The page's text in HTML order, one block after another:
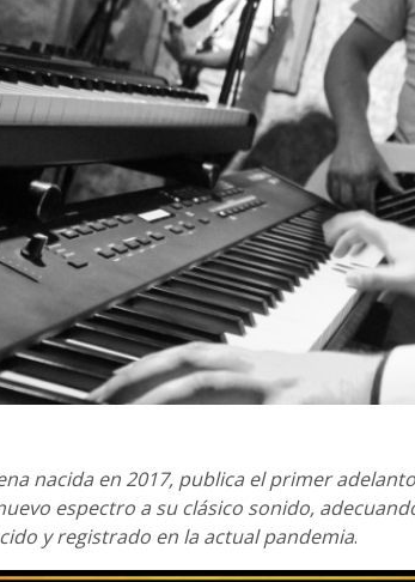
nacida en 2017, publica el primer
espectro a su clásico sonido,
y registrado en la actual pandemia.